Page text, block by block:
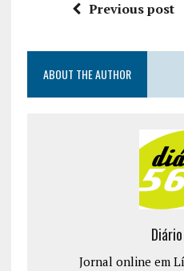
Previous post
ABOUT THE AUTHOR
Jornal online em